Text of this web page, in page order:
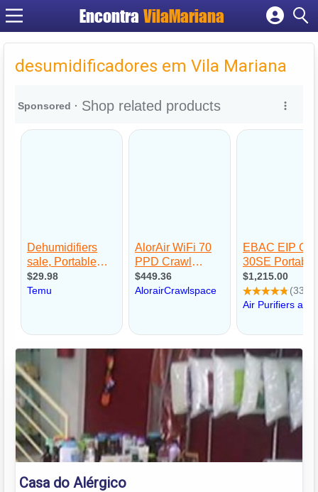
EncontraVilaMariana
Cadastrar empresa
Criar conta
desumidificadores em Vila Mariana
Casa do Alérgico